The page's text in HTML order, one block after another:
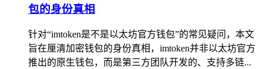
包的身份真相
针对“imtoken是不是以太坊官方钱包”的常见疑问，本文
旨在厘清加密钱包的身份真相，imtoken并非以太坊官方
推出的原生钱包，而是第三方团队开发的、支持多链...